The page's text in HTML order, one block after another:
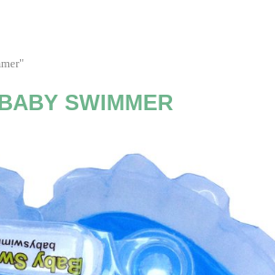
SWIMMER